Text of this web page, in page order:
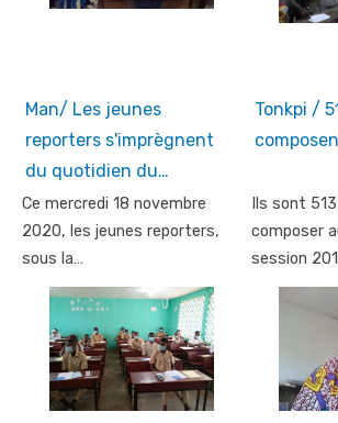
Man/ Les jeunes
reporters s'imprègnent
du quotidien du…
Ce mercredi 18 novembre
2020, les jeunes reporters,
sous la…
Tonkpi /
Ils sont
composer
session